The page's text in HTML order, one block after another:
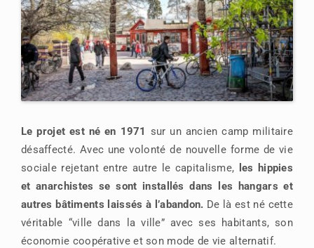
Le projet est né en 1971 sur un ancien camp militaire
désaffecté. Avec une volonté de nouvelle forme de vie
sociale rejetant entre autre le capitalisme,
les hippies
et anarchistes se sont installés dans les hangars et
autres bâtiments laissés à l’abandon. De là est né cette
véritable “ville dans la ville” avec ses habitants, son
économie coopérative et son mode de vie alternatif.